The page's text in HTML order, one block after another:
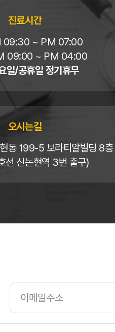
진료시간
09:30 ~ PM 07:00
09:00 ~ PM 04:00
일/공휴일 정기휴무
오시는길
동 199-5 보라티알빌딩 8층
선 신논현역 3번 출구)